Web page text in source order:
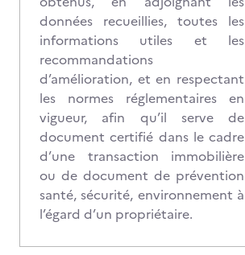
données recueillies, toutes les
informations utiles et les
recommandations
d’amélioration, et en respectant
les normes réglementaires en
vigueur, afin qu’il serve de
document certifié dans le cadre
d’une transaction immobilière
ou de document de prévention
santé, sécurité, environnement à
l’égard d’un propriétaire.